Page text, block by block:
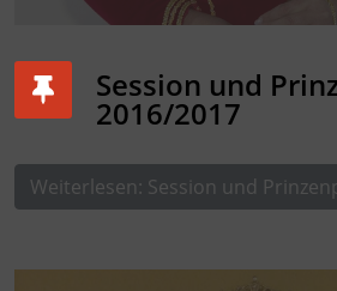
Session und
2016/2017
Weiterlesen: Session und